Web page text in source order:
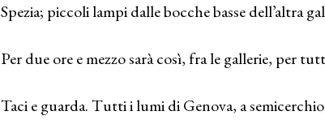
Spezia; piccoli lampi dalle bocche basse dell’altra
Per due ore e mezzo sarà così, fra le gallerie, per
Taci e guarda. Tutti i lumi di Genova, a